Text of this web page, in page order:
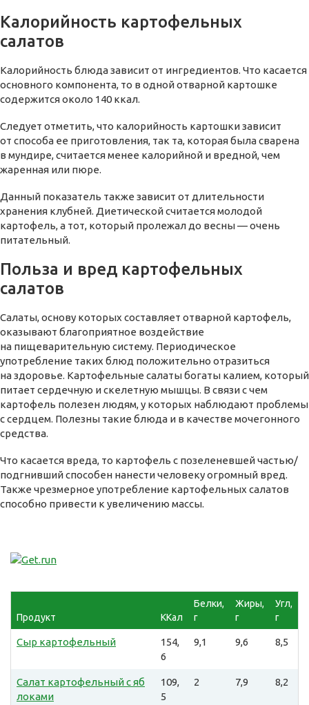
Калорийность картофельных
салатов
Калорийность блюда зависит от ингредиентов. Что касается
основного компонента, то в одной отварной картошке
содержится около 140 ккал.
Следует отметить, что калорийность картошки зависит
от способа ее приготовления, так та, которая была сварена
в мундире, считается менее калорийной и вредной, чем
жаренная или пюре.
Данный показатель также зависит от длительности
хранения клубней. Диетической считается молодой
картофель, а тот, который пролежал до весны — очень
питательный.
Польза и вред картофельных
салатов
Салаты, основу которых составляет отварной картофель,
оказывают благоприятное воздействие
на пищеварительную систему. Периодическое
употребление таких блюд положительно отразиться
на здоровье. Картофельные салаты богаты калием, который
питает сердечную и скелетную мышцы. В связи с чем
картофель полезен людям, у которых наблюдают проблемы
с сердцем. Полезны такие блюда и в качестве мочегонного
средства.
Что касается вреда, то картофель с позеленевшей частью/
подгнивший способен нанести человеку огромный вред.
Также чрезмерное употребление картофельных салатов
способно привести к увеличению массы.
Продукт ККал
Белки,
г
Жиры,
г
Угл,
г
Сыр картофельный
154,
6
9,1 9,6 8,5
Салат картофельный с яб
локами
109,
5
2 7,9 8,2